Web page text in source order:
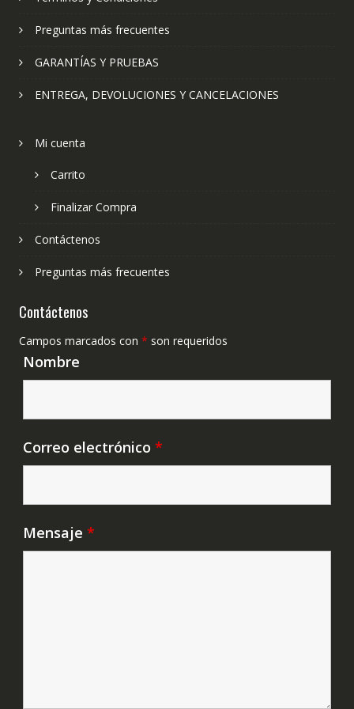
Preguntas más frecuentes
GARANTÍAS Y PRUEBAS
ENTREGA, DEVOLUCIONES Y CANCELACIONES
Mi cuenta
Carrito
Finalizar Compra
Contáctenos
Preguntas más frecuentes
Contáctenos
Campos marcados con * son requeridos
Nombre
Correo electrónico *
Mensaje *